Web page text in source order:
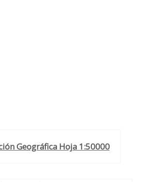
Geográfica Hoja 1:50000